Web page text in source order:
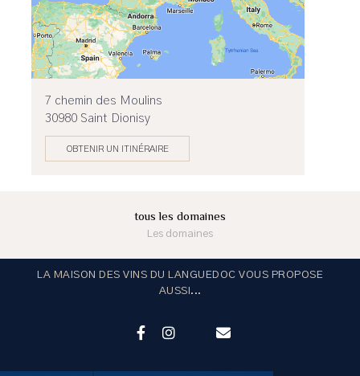
7 chemin des Moulins
30980 Saint Dionisy
OBTENIR UN ITINÉRAIRE
tous les domaines
Les domaines
LA MAISON DES VINS DU LANGUEDOC VOUS PROPOSE
AUSSI...